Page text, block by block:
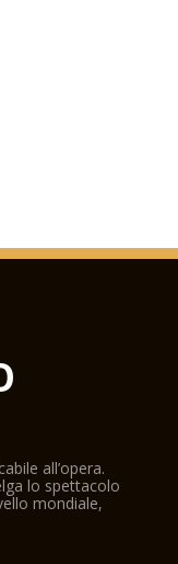
all’opera.
lo spettacolo
mondiale,